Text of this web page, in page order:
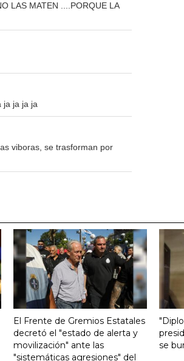
LAS MATEN ....PORQUE LA
ja ja ja ja
viboras, se trasforman por
El Frente de Gremios Estatales
decretó el "estado de alerta y
movilización" ante las
"sistemáticas agresiones" del
se